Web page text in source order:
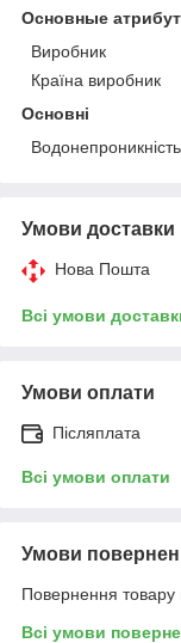
Основные
Виробник
Країна виробник
Основні
Умови доставки
Нова Пошта
Всі умови
Умови оплати
Післяплата
Всі умови оплати
Умови
Повернення товару
Всі умови